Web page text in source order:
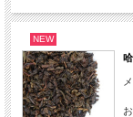
NEW